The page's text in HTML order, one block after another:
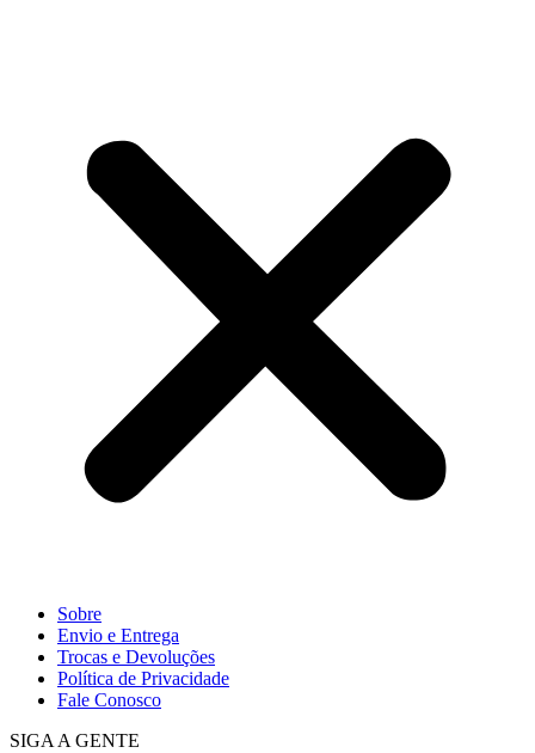
Sobre
Envio e Entrega
Trocas e Devoluções
Política de Privacidade
Fale Conosco
SIGA A GENTE